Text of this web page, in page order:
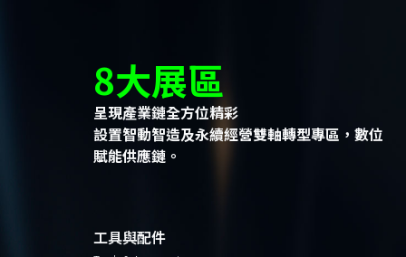
8大展區
呈現產業鏈全方位精彩
設置智動智造及永續經營雙軸轉型專區，數位
賦能供應鏈。
工具與配件